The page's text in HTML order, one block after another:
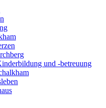
und -betreuung